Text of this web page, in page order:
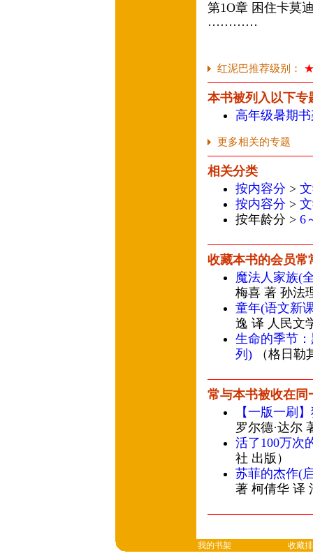
第1O章 困住卡莫
…………
红泥巴推荐级别：
本书被列入以下专
高年级暑期
更多相关的专题
相关分类
按内容分 >
按内容分 >
按年龄分 > 6
收藏本书的会员常
魔法人家族(
梅喜 著 孙法
童年(语文新
逸 译 人民文
生命的季节
列) （格日勒
常与本书被收在同
【一版一刷
罗尔德·达尔
活了100万次
社 出版）
苏菲的杰作(
著 柯倩华 译
我的书架 收藏